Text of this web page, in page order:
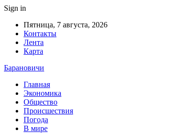
Sign in
Пятница, 7 августа, 2026
Контакты
Лента
Карта
Барановичи
Главная
Экономика
Общество
Происшествия
Погода
В мире